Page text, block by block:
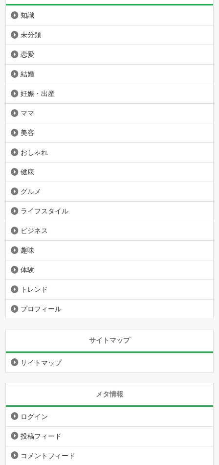
知識
未分類
恋愛
結婚
妊娠・出産
ママ
美容
おしゃれ
健康
グルメ
ライフスタイル
ビジネス
趣味
体験
トレンド
プロフィール
サイトマップ
サイトマップ
メタ情報
ログイン
投稿フィード
コメントフィード